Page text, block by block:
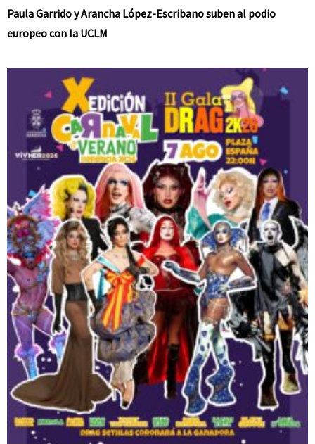
Paula Garrido y Arancha López-Escribano suben al podio
europeo con la UCLM